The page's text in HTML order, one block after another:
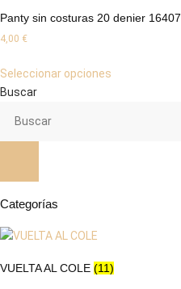
Las
Panty sin costuras 20 denier 16407
4,00 €
Seleccionar opciones
la
Buscar
Categorías
VUELTA AL COLE (11)